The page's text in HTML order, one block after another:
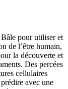
pour utiliser et
de l’être humain,
la découverte et
Des percées
cellulaires
avec une